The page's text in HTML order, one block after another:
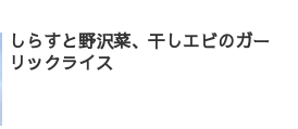
しらすと野沢菜、干しエビのガー
リックライス